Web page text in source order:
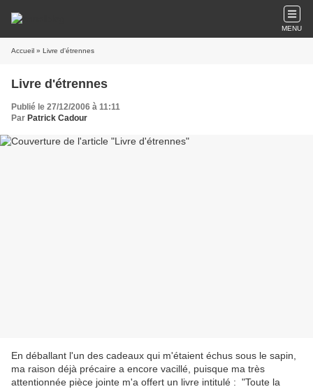
MENU
Accueil » Livre d'étrennes
Livre d'étrennes
Publié le 27/12/2006 à 11:11
Par Patrick Cadour
En déballant l'un des cadeaux qui m'étaient échus sous le sapin,
ma raison déjà précaire a encore vacillé, puisque ma très
attentionnée pièce jointe m'a offert un livre intitulé : "Toute la